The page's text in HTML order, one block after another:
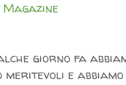
giorno fa
e